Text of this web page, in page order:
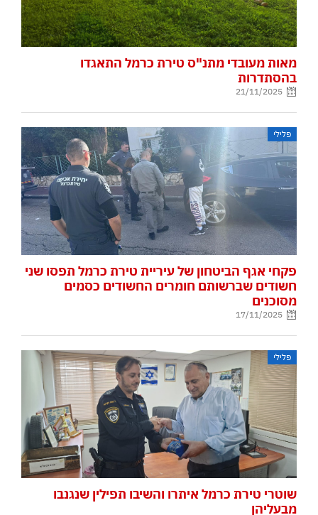
מאות מעובדי מתנ"ס טירת כרמל התאגדו
בהסתדרות
21/11/2025
פלילי
פקחי אגף הביטחון של עיריית טירת כרמל תפסו שני
חשודים שברשותם חומרים החשודים כסמים
מסוכנים
17/11/2025
פלילי
שוטרי טירת כרמל איתרו והשיבו תפילין שנגנבו
מבעליהן